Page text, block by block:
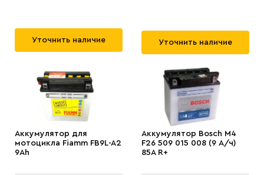
Уточнить наличие Уточнить наличие
Аккумулятор для
мотоцикла Fiamm FB9L-A2
9Ah
Аккумулятор Bosch M4
F26 509 015 008 (9 А/ч)
85A R+